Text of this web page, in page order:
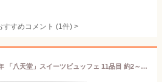
すすめコメント (1件) >
在庫処分セール 2026年 「八天堂」スイーツビュッフェ 11品目 約2～3人前 はってん堂 くりーむパン ストロベリーパイ ロールケーキ 詰め合わせ 菓子折り 内祝い 誕生日 お返し 手土産 ギフト プレゼント 福袋 お菓子 洋菓子 スイーツ 人気 定番 送料込み 訳あり 残りおせち